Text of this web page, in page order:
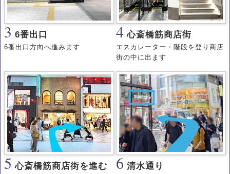
3 6番出口
6番出口方向へ進みます
4 心斎橋筋商店街
エスカレーター・階段を登り商店
街の中に出ます
5 心斎橋筋商店街を進む 6 清水通り